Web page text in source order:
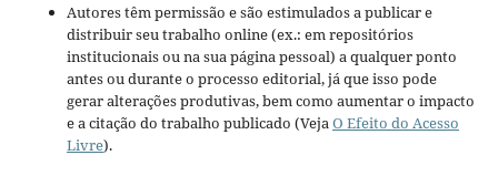
Autores têm permissão e são estimulados a publicar e
distribuir seu trabalho online (ex.: em repositórios
institucionais ou na sua página pessoal) a qualquer ponto
antes ou durante o processo editorial, já que isso pode
gerar alterações produtivas, bem como aumentar o impacto
e a citação do trabalho publicado (Veja O Efeito do Acesso
Livre).